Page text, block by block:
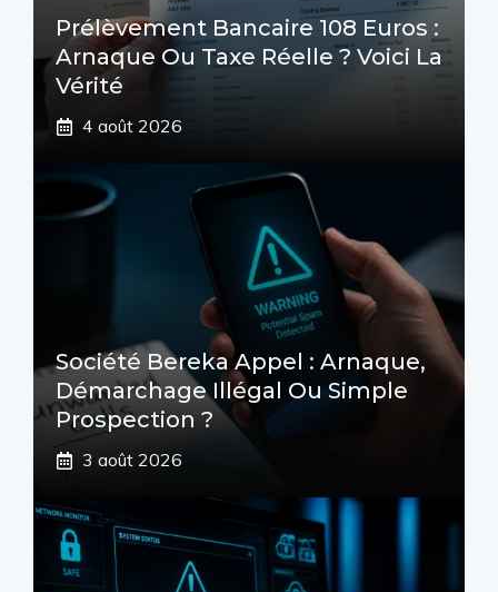
Prélèvement Bancaire 108 Euros :
Arnaque Ou Taxe Réelle ? Voici La
Vérité
4 août 2026
Société Bereka Appel : Arnaque,
Démarchage Illégal Ou Simple
Prospection ?
3 août 2026